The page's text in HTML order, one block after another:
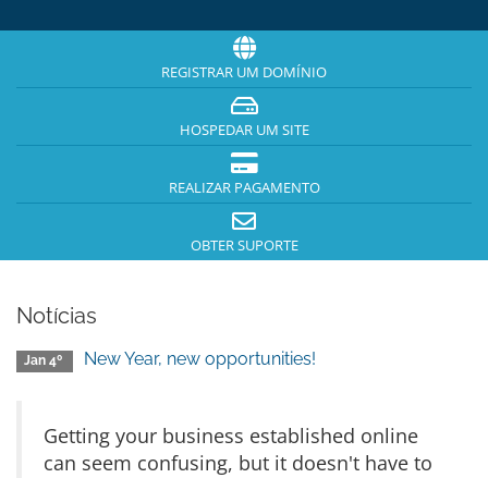
REGISTRAR UM DOMÍNIO
HOSPEDAR UM SITE
REALIZAR PAGAMENTO
OBTER SUPORTE
Notícias
Jan 4º New Year, new opportunities!
Getting your business established online
can seem confusing, but it doesn't have to